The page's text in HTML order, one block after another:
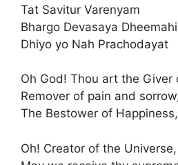
Tat Savitur Varenyam
Bhargo Devasaya Dheemahi
Dhiyo yo Nah Prachodayat
Oh God! Thou art the Giver
Remover of pain and
The Bestower of Happiness,
Oh! Creator of the Universe,